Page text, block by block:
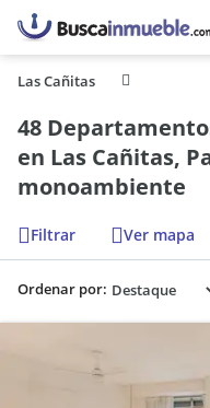
Las Cañitas
48
en Las Cañitas,
monoambiente
Filtrar Ver mapa
Ordenar por: